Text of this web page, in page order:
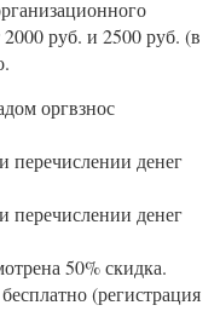
руб. и 2500 руб. (в
оргвзнос
перечислении денег
перечислении денег
50% скидка.
(регистрация